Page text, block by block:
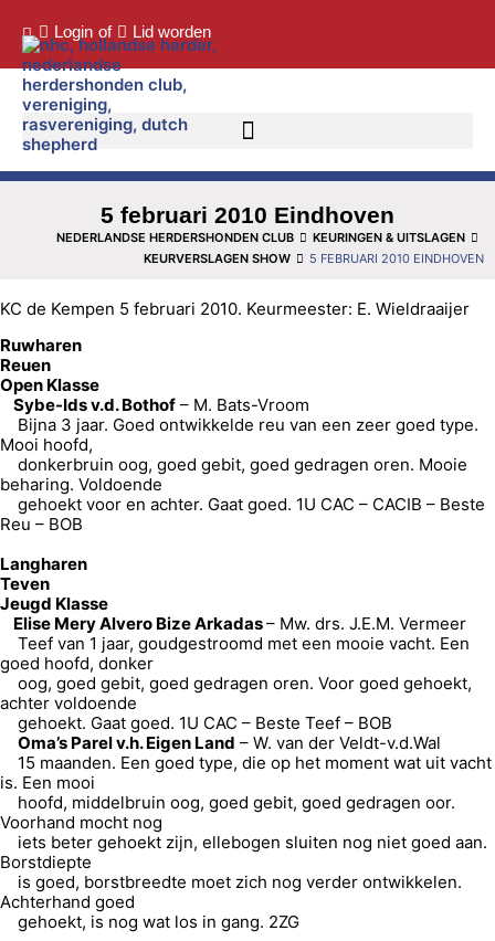
Login of Lid worden
5 februari 2010 Eindhoven
NEDERLANDSE HERDERSHONDEN CLUB
KEURINGEN & UITSLAGEN
KEURVERSLAGEN SHOW
5 FEBRUARI 2010 EINDHOVEN
KC de Kempen 5 februari 2010. Keurmeester: E. Wieldraaijer
Ruwharen
Reuen
Open Klasse
Sybe-Ids v.d. Bothof – M. Bats-Vroom
Bijna 3 jaar. Goed ontwikkelde reu van een zeer goed type.
Mooi hoofd,
donkerbruin oog, goed gebit, goed gedragen oren. Mooie
beharing. Voldoende
gehoekt voor en achter. Gaat goed. 1U CAC – CACIB – Beste
Reu – BOB
Langharen
Teven
Jeugd Klasse
Elise Mery Alvero Bize Arkadas– Mw. drs. J.E.M. Vermeer
Teef van 1 jaar, goudgestroomd met een mooie vacht. Een
goed hoofd, donker
oog, goed gebit, goed gedragen oren. Voor goed gehoekt,
achter voldoende
gehoekt. Gaat goed. 1U CAC – Beste Teef – BOB
Oma’s Parel v.h. Eigen Land – W. van der Veldt-v.d.Wal
15 maanden. Een goed type, die op het moment wat uit vacht
is. Een mooi
hoofd, middelbruin oog, goed gebit, goed gedragen oor.
Voorhand mocht nog
iets beter gehoekt zijn, ellebogen sluiten nog niet goed aan.
Borstdiepte
is goed, borstbreedte moet zich nog verder ontwikkelen.
Achterhand goed
gehoekt, is nog wat los in gang. 2ZG